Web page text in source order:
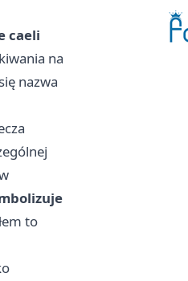
caeli
na
nazwa
to